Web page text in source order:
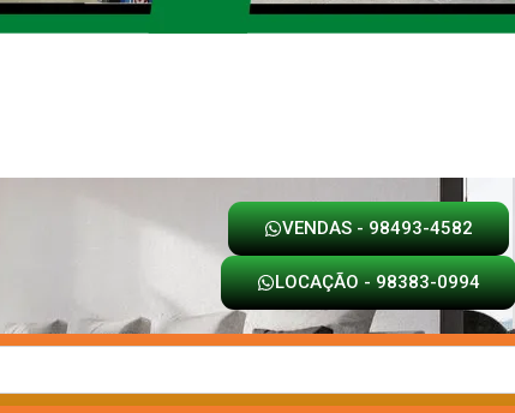
VENDAS - 98493-4582
LOCAÇÃO - 98383-0994